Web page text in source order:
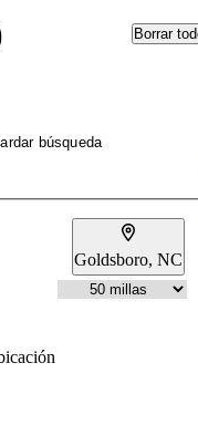
Borrar
búsqueda
Goldsboro, NC